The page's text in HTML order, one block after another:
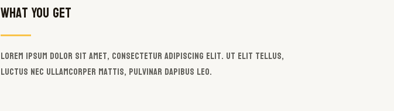
What You Get
Lorem ipsum dolor sit amet, consectetur adipiscing elit. Ut elit tellus,
luctus nec ullamcorper mattis, pulvinar dapibus leo.